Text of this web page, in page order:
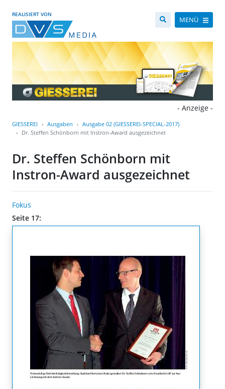
REALISIERT VON
MENÜ
- Anzeige -
GIESSEREI Ausgaben
Ausgabe 02 (GIESSEREI-SPECIAL-2017)
Dr. Steffen Schönborn mit Instron-Award ausgezeichnet
Dr. Steffen Schönborn mit
Instron-Award ausgezeichnet
Fokus
Seite 17: